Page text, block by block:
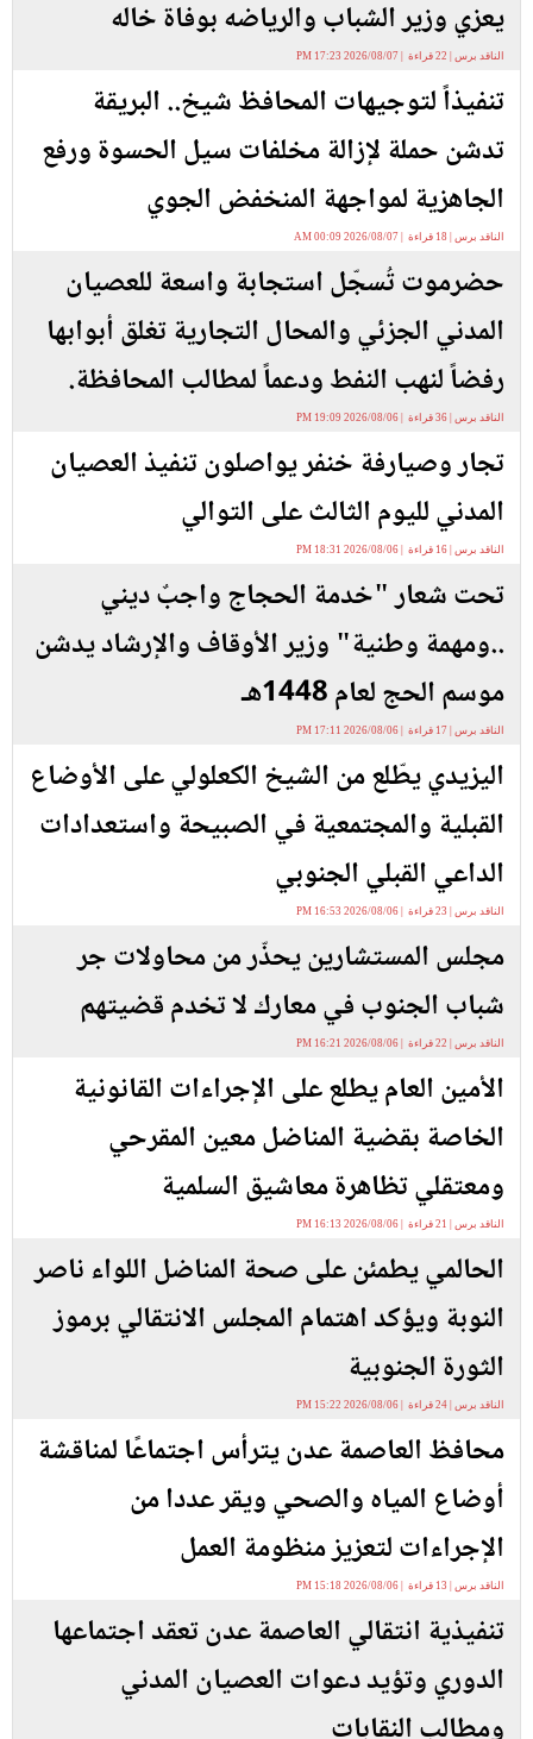
يعزي وزير الشباب والرياضه بوفاة خاله
الناقد برس | 22 قراءة | 2026/08/07 17:23 PM
تنفيذاً لتوجيهات المحافظ شيخ.. البريقة
تدشن حملة لإزالة مخلفات سيل الحسوة ورفع
الجاهزية لمواجهة المنخفض الجوي
الناقد برس | 18 قراءة | 2026/08/07 00:09 AM
حضرموت تُسجّل استجابة واسعة للعصيان
المدني الجزئي والمحال التجارية تغلق أبوابها
رفضاً لنهب النفط ودعماً لمطالب المحافظة.
الناقد برس | 36 قراءة | 2026/08/06 19:09 PM
تجار وصيارفة خنفر يواصلون تنفيذ العصيان
المدني لليوم الثالث على التوالي
الناقد برس | 16 قراءة | 2026/08/06 18:31 PM
تحت شعار "خدمة الحجاج واجبٌ ديني
..ومهمة وطنية" وزير الأوقاف والإرشاد يدشن
موسم الحج لعام 1448هـ
الناقد برس | 17 قراءة | 2026/08/06 17:11 PM
اليزيدي يطّلع من الشيخ الكعلولي على الأوضاع
القبلية والمجتمعية في الصبيحة واستعدادات
الداعي القبلي الجنوبي
الناقد برس | 23 قراءة | 2026/08/06 16:53 PM
مجلس المستشارين يحذّر من محاولات جر
شباب الجنوب في معارك لا تخدم قضيتهم
الناقد برس | 22 قراءة | 2026/08/06 16:21 PM
الأمين العام يطلع على الإجراءات القانونية
الخاصة بقضية المناضل معين المقرحي
ومعتقلي تظاهرة معاشيق السلمية
الناقد برس | 21 قراءة | 2026/08/06 16:13 PM
الحالمي يطمئن على صحة المناضل اللواء ناصر
النوبة ويؤكد اهتمام المجلس الانتقالي برموز
الثورة الجنوبية
الناقد برس | 24 قراءة | 2026/08/06 15:22 PM
محافظ العاصمة عدن يترأس اجتماعًا لمناقشة
أوضاع المياه والصحي ويقر عددا من
الإجراءات لتعزيز منظومة العمل
الناقد برس | 13 قراءة | 2026/08/06 15:18 PM
تنفيذية انتقالي العاصمة عدن تعقد اجتماعها
الدوري وتؤيد دعوات العصيان المدني